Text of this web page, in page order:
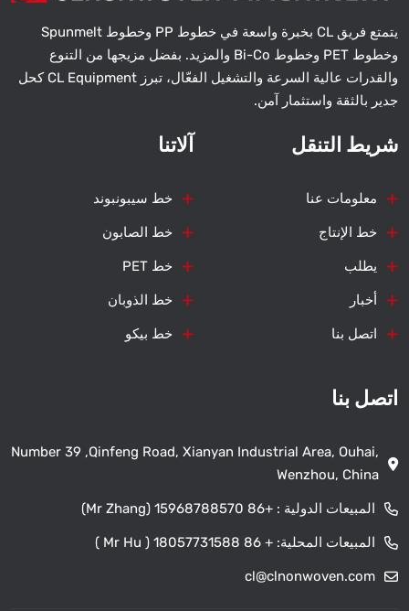
يتمتع فريق CL بخبرة واسعة في خطوط PP وخطوط Spunmelt
وخطوط PET وخطوط Bi-Co والمزيد. بفضل مزيجها من التنوع
والقدرات عالية السرعة والتشغيل الفعّال، تبرز CL Equipment كحل
جدير بالثقة واستثمار آمن.
شريط التنقل
معلومات عنا
خط الإنتاج
يطلب
أخبار
اتصل بنا
آلاتنا
خط سيبونبوند
خط الصابون
خط PET
خط الذوبان
خط بيكو
اتصل بنا
Number 39 ,Qinfeng Road, Xianyan Industrial Area, Ouhai,
Wenzhou, China
المبيعات الدولية : +86 15968788570 (Mr Zhang)
المبيعات المحلية: + 86 18057731588 ( Mr Hu )
cl@clnonwoven.com